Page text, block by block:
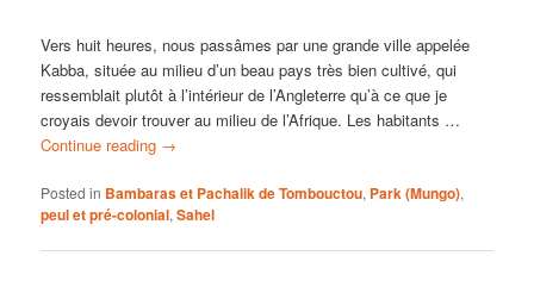
Vers huit heures, nous passâmes par une grande ville appelée
Kabba, située au milieu d’un beau pays très bien cultivé, qui
ressemblait plutôt à l’intérieur de l’Angleterre qu’à ce que je
croyais devoir trouver au milieu de l’Afrique. Les habitants …
Continue reading →
Posted in Bambaras et Pachalik de Tombouctou, Park (Mungo),
peul et pré-colonial,Sahel